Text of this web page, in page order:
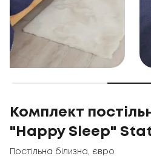
Комплект
"Happy Sleep"
Постільна білизна євро